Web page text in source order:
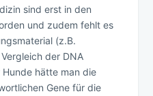
sind erst in den
und zudem fehlt es
(z.B.
der DNA
hätte man die
Gene für die